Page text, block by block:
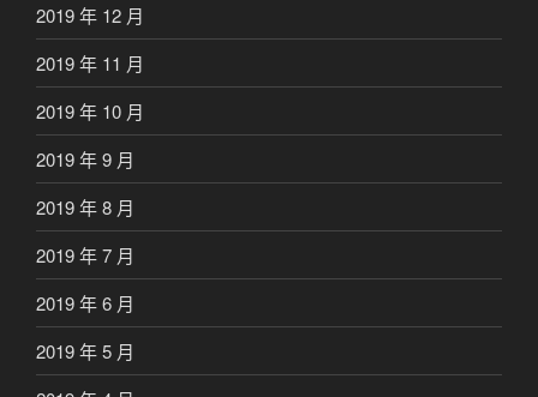
2019 年 12 月
2019 年 11 月
2019 年 10 月
2019 年 9 月
2019 年 8 月
2019 年 7 月
2019 年 6 月
2019 年 5 月